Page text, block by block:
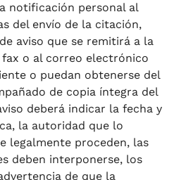
notificación personal al
del envío de la citación,
aviso que se remitirá a la
o al correo electrónico
o puedan obtenerse del
de copia íntegra del
deberá indicar la fecha y
la autoridad que lo
legalmente proceden, las
deben interponerse, los
de que la